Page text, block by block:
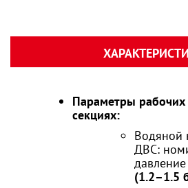
Параметры рабочих
секциях:
Водяной
ДВС:
(1.2–1.5